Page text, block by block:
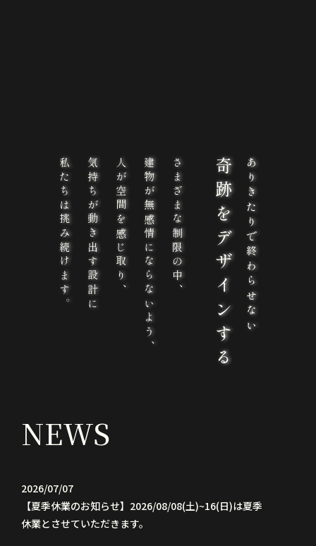
ありきたりで終わらせない
奇跡をデザインする
さまざまな制限の中、
建物が無感情にならないよう、
人が空間を感じ取り、
気持ちが動き出す設計に
私たちは挑み続けます。
NEWS
2026/07/07
【夏季休業のお知らせ】2026/08/08(土)~16(日)は夏季
休業とさせていただきます。